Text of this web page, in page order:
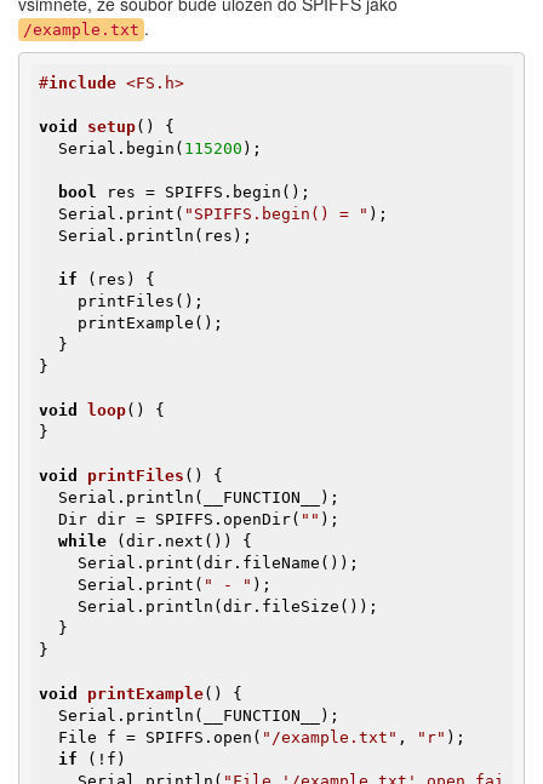
/example.txt .
#include <FS.h>
void setup()
{
  Serial.begin(
115200 );
bool
res = SPIFFS.begin();
  Serial.print(
"SPIFFS.begin() = " );
if (res) {
}
void loop()
{
}
void printFiles ()
{
  Dir dir = SPIFFS.openDir(
"" );
while (dir.next()) {
    Serial.print(
" - " );
}
void printExample()
{
  File f = SPIFFS.open(
"/example.txt" , "r" );
if (!f)
    Serial.println(
"File '/example.txt' open fai